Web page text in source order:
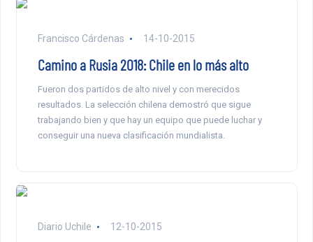
Francisco Cárdenas 14-10-2015
Camino a Rusia 2018: Chile en lo más alto
Fueron dos partidos de alto nivel y con merecidos
resultados. La selección chilena demostró que sigue
trabajando bien y que hay un equipo que puede luchar y
conseguir una nueva clasificación mundialista.
Diario Uchile 12-10-2015